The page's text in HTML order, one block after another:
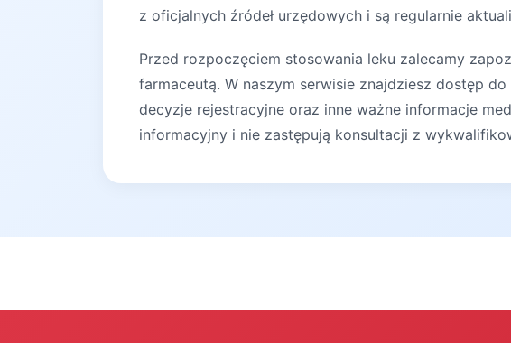
z oficjalnych źródeł urzędowych i są regularnie
Przed rozpoczęciem stosowania leku zalecamy
farmaceutą. W naszym serwisie znajdziesz dostęp
decyzje rejestracyjne oraz inne ważne informacje
informacyjny i nie zastępują konsultacji z